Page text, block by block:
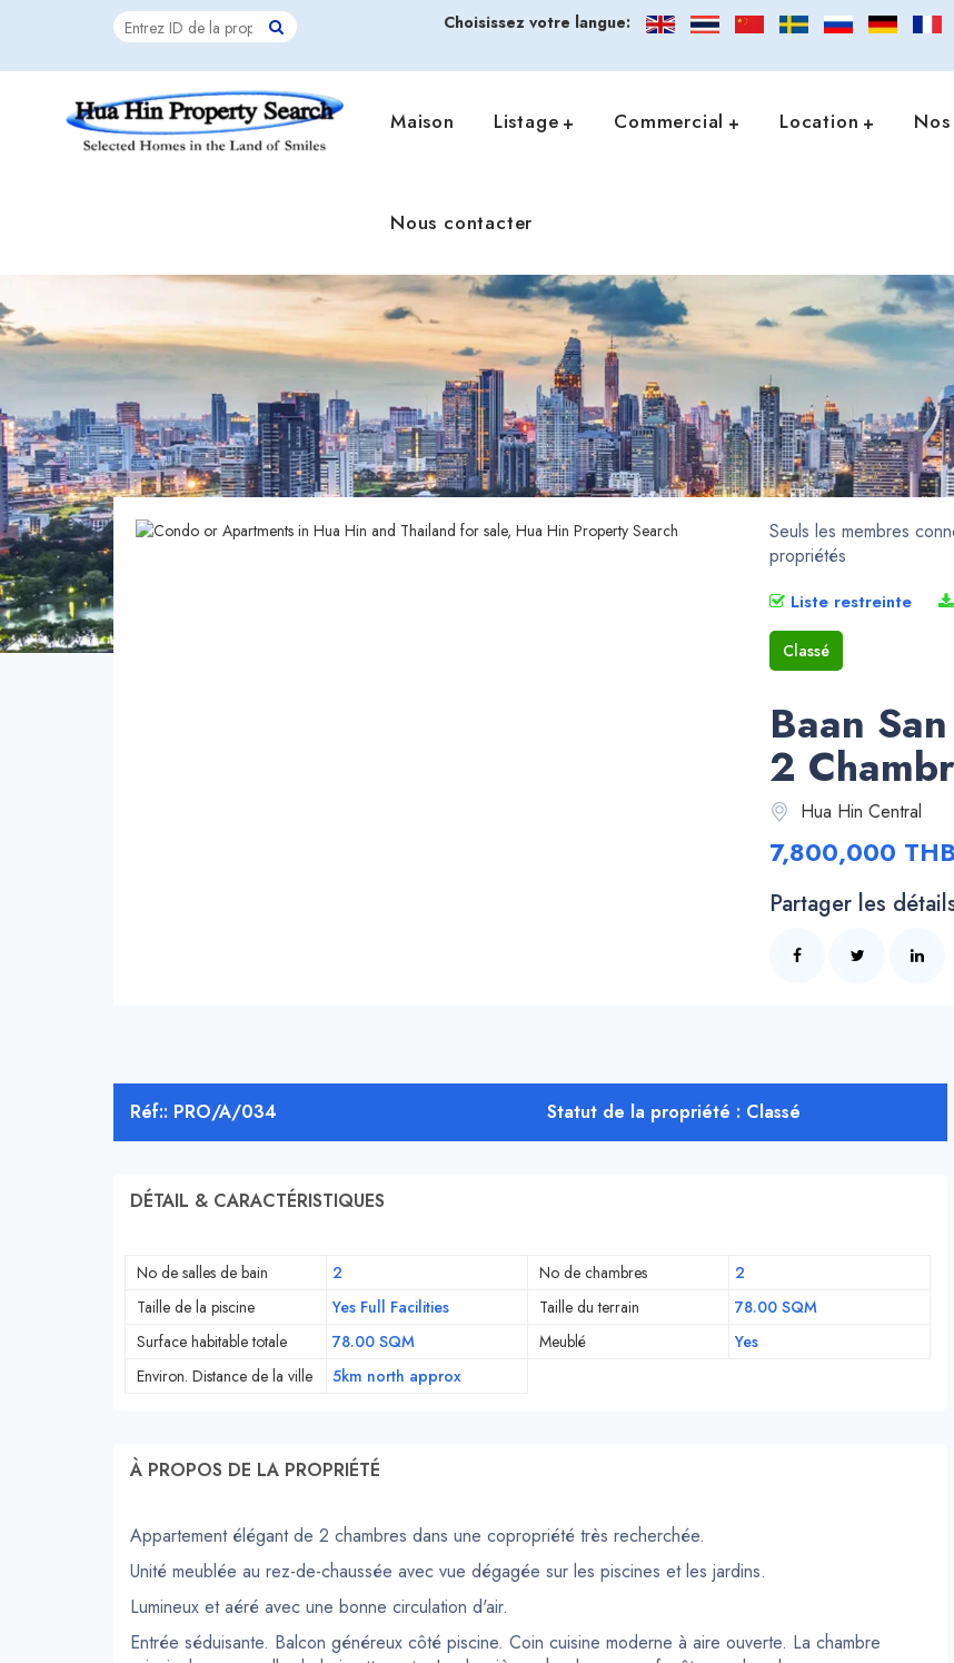
Choisissez votre langue:
Maison Listage Commercial Location
Nous contacter
Seuls les membres
propriétés
Liste restreinte
Classé
Baan
2
Hua Hin Central
7,800,000 THB
Partager les
Réf:: PRO/A/034 Statut de la propriété : Classé
DÉTAIL & CARACTÉRISTIQUES
No de salles de bain 2 No de chambres
2
Taille de la piscine
Yes Full Facilities Taille du terrain
78.00 SQM
Surface habitable totale
78.00 SQM Meublé
Yes
Environ. Distance de la ville
5km north approx
À PROPOS DE LA PROPRIÉTÉ
Appartement élégant de 2 chambres dans une copropriété très recherchée.
Unité meublée au rez-de-chaussée avec vue dégagée sur les piscines et les jardins.
Lumineux et aéré avec une bonne circulation d'air.
Entrée séduisante. Balcon généreux côté piscine. Coin cuisine moderne à aire ouverte. La chambre